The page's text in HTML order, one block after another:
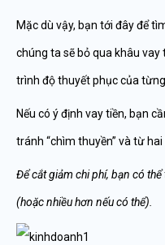
Mặc dù vậy, bạn tới đây để
chúng ta sẽ bỏ qua khâu vay
trình độ thuyết phục của
Nếu có ý định vay tiền, bạn
tránh “chìm thuyền” và từ
Để cắt giảm chi phí, bạn có
(hoặc nhiều hơn nếu có thể).